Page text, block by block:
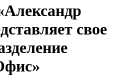
свое